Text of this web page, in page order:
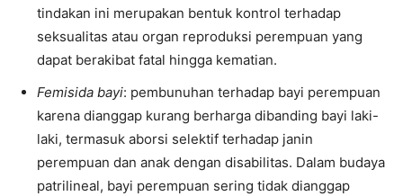
tindakan ini merupakan bentuk kontrol terhadap
seksualitas atau organ reproduksi perempuan yang
dapat berakibat fatal hingga kematian.
Femisida bayi: pembunuhan terhadap bayi perempuan
karena dianggap kurang berharga dibanding bayi laki-
laki, termasuk aborsi selektif terhadap janin
perempuan dan anak dengan disabilitas. Dalam budaya
patrilineal, bayi perempuan sering tidak dianggap